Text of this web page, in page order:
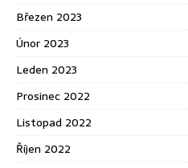
Březen 2023
Únor 2023
Leden 2023
Prosinec 2022
Listopad 2022
Říjen 2022